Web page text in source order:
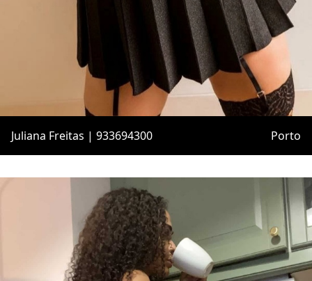
Juliana Freitas | 933694300 Porto